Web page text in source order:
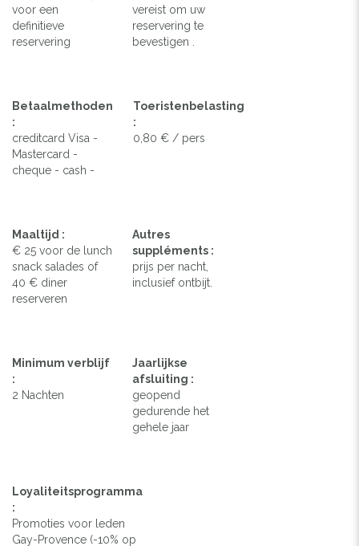
voor een
definitieve
reservering
vereist om uw
reservering te
bevestigen .
Betaalmethoden
:
creditcard Visa -
Mastercard -
cheque - cash -
Toeristenbelasting
:
0,80 € / pers
Maaltijd :
€ 25 voor de lunch
snack salades of
40 € diner
reserveren
Autres
suppléments :
prijs per nacht,
inclusief ontbijt.
Minimum verblijf
:
2 Nachten
Jaarlijkse
afsluiting :
geopend
gedurende het
gehele jaar
Loyaliteitsprogramma
:
Promoties voor leden
Gay-Provence (-10% op